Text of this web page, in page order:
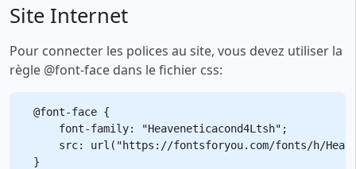
Site Internet
Pour connecter les polices au site, vous devez utiliser la
règle @font-face dans le fichier css:
@font-face {
    font-family: "Heaveneticacond4Ltsh";
src: url("https://fontsforyou.com/fonts/h/
}